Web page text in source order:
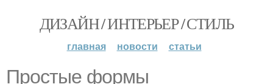
ДИЗАЙН / ИНТЕРЬЕР / СТИЛЬ
главная новости статьи
Простые формы